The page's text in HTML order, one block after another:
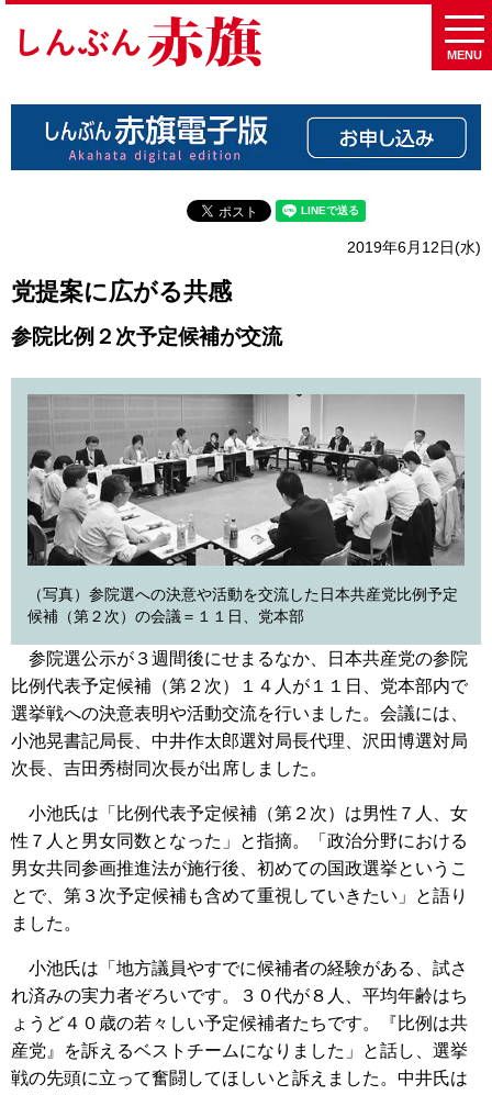
MENU
2019年6月12日(水)
党提案に広がる共感
参院比例２次予定候補が交流
（写真）参院選への決意や活動を交流した日本共産党比例予定
候補（第２次）の会議＝１１日、党本部
参院選公示が３週間後にせまるなか、日本共産党の参院
比例代表予定候補（第２次）１４人が１１日、党本部内で
選挙戦への決意表明や活動交流を行いました。会議には、
小池晃書記局長、中井作太郎選対局長代理、沢田博選対局
次長、吉田秀樹同次長が出席しました。
小池氏は「比例代表予定候補（第２次）は男性７人、女
性７人と男女同数となった」と指摘。「政治分野における
男女共同参画推進法が施行後、初めての国政選挙というこ
とで、第３次予定候補も含めて重視していきたい」と語り
ました。
小池氏は「地方議員やすでに候補者の経験がある、試さ
れ済みの実力者ぞろいです。３０代が８人、平均年齢はち
ょうど４０歳の若々しい予定候補者たちです。『比例は共
産党』を訴えるベストチームになりました」と話し、選挙
戦の先頭に立って奮闘してほしいと訴えました。中井氏は